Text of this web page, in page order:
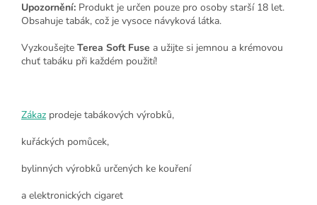
Upozornění: Produkt je určen pouze pro osoby starší 18 let.
Obsahuje tabák, což je vysoce návyková látka.
Vyzkoušejte Terea Soft Fuse a užijte si jemnou a krémovou
chuť tabáku při každém použití!
Zákaz prodeje tabákových výrobků,
kuřáckých pomůcek,
bylinných výrobků určených ke kouření
a elektronických cigaret